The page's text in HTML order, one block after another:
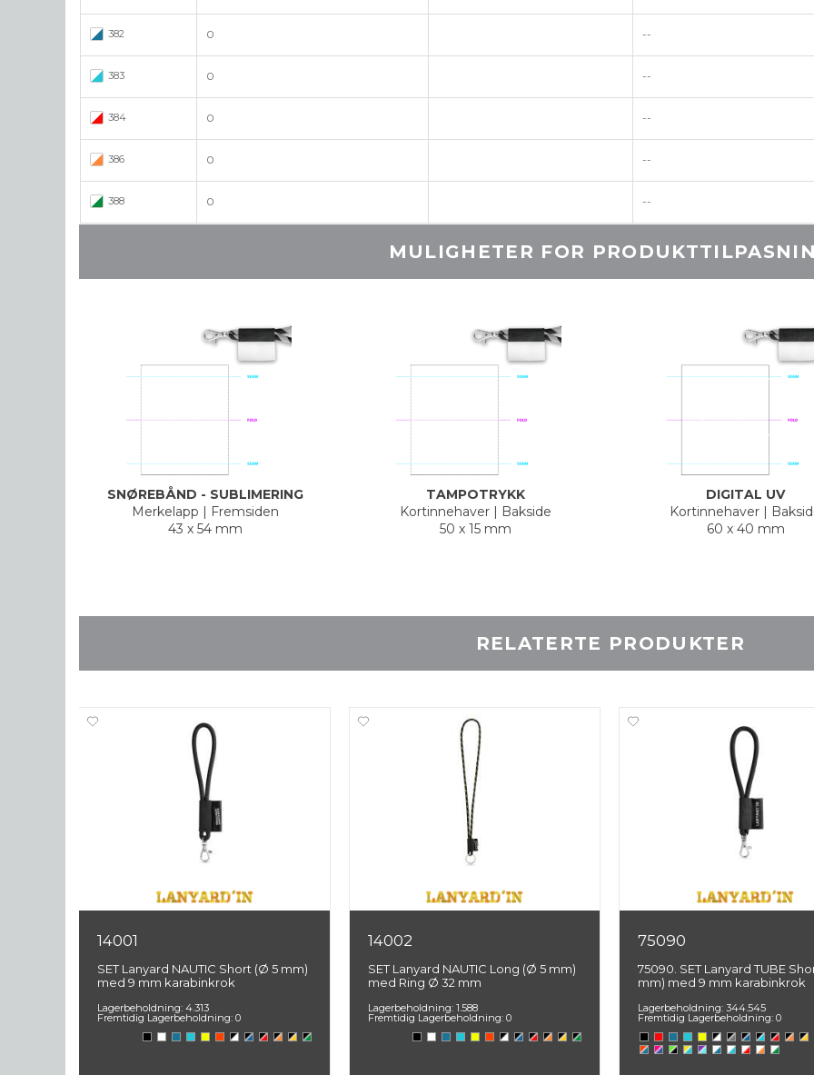
382 0 --
383 0 --
384 0 --
386 0 --
388 0 --
MULIGHETER FOR
SNØREBÅND - SUBLIMERING
Merkelapp | Fremsiden
43 x 54 mm
TAMPOTRYKK
Kortinnehaver | Bakside
50 x 15 mm
DIGITAL UV
Kortinnehaver |
60 x 40 mm
RELATERTE PRODUKTER
14001
SET Lanyard NAUTIC Short (Ø 5 mm)
med 9 mm karabinkrok
Lagerbeholdning:4.313
Fremtidig Lagerbeholdning:0
14002
SET Lanyard NAUTIC Long (Ø 5 mm)
med Ring Ø 32 mm
Lagerbeholdning: 1.588
Fremtidig Lagerbeholdning: 0
75090
75090. SET Lanyard TUBE
mm) med 9 mm karabinkrok
Lagerbeholdning: 344.545
Fremtidig Lagerbeholdning: 0